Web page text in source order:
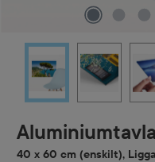
Aluminiumtavla
40 x 60 cm (enskilt),